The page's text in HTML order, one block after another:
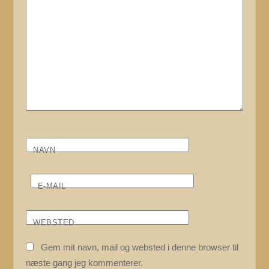
NAVN
E-MAIL
WEBSTED
Gem mit navn, mail og websted i denne browser til
næste gang jeg kommenterer.